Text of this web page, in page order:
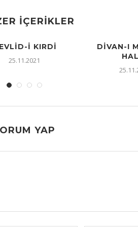
İÇERIKLER
I KIRDI
25.11.2021
DIVAN-I
YAP